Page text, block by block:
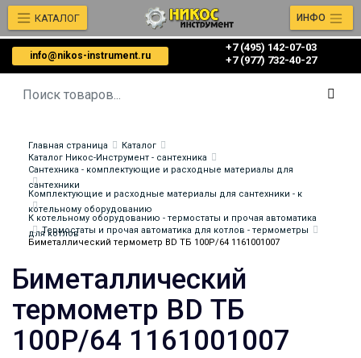
info@nikos-instrument.ru
+7 (495) 142-07-03
‎‎+7 (977) 732-40-27
КАТАЛОГ ИНФО
Главная страница
Каталог
Каталог Никос-Инструмент - сантехника
Сантехника - комплектующие и расходные материалы для
сантехники
Комплектующие и расходные материалы для сантехники - к
котельному оборудованию
К котельному оборудованию - термостаты и прочая автоматика
для котлов
Термостаты и прочая автоматика для котлов - термометры
Биметаллический термометр BD ТБ 100Р/64 1161001007
Биметаллический
термометр BD ТБ
100Р/64 1161001007